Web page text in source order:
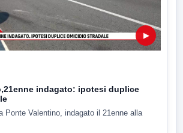
▶
indagato: ipotesi duplice
Ponte Valentino, indagato il 21enne alla